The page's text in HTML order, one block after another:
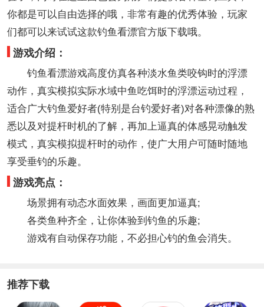
你都是可以自由选择的哦，非常有趣的优秀体验，玩家
们都可以来试试这款钓鱼看漂官方版下载哦。
游戏介绍：
钓鱼看漂游戏高度仿真各种淡水鱼类咬钩时的浮漂
动作，真实模拟实际水域中鱼吃饵时的浮漂运动过程，
适合广大钓鱼爱好者(特别是台钓爱好者)对各种漂像的熟
悉以及对提杆时机的了解，再加上逼真的体感晃动触发
模式，真实模拟提杆时的动作，使广大用户可随时随地
享受垂钓的乐趣。
游戏亮点：
场景拥有动态水面效果，画面更加逼真;
各类鱼种齐全，让你体验到钓鱼的乐趣;
游戏有自动保存功能，不必担心钓的鱼会消失。
推荐下载